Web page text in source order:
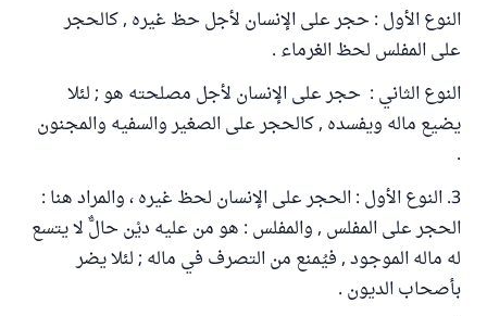
النوع الأول : حجر على الإنسان لأجل حظ غيره , كالحجر
على المفلس لحظ الغرماء .
النوع الثاني : حجر على الإنسان لأجل مصلحته هو ; لئلا
يضيع ماله ويفسده , كالحجر على الصغير والسفيه والمجنون
.
3. النوع الأول : الحجر على الإنسان لحظ غيره ، والمراد هنا :
الحجر على المفلس , والمفلس : هو من عليه ديْن حالٌّ لا يتسع
له ماله الموجود , فيُمنع من التصرف في ماله ; لئلا يضر
بأصحاب الديون .